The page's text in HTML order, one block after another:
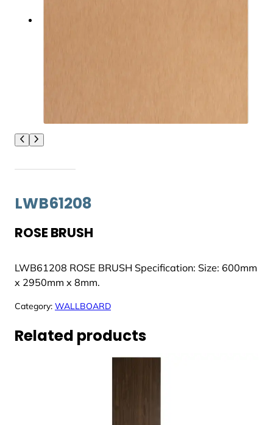
LWB61208
ROSE BRUSH
LWB61208 ROSE BRUSH Specification: Size: 600mm
x 2950mm x 8mm.
Category: WALLBOARD
Related products